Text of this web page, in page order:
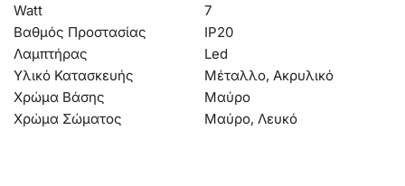
Watt
7
Βαθμός Προστασίας
IP20
Λαμπτήρας
Led
Υλικό Κατασκευής
Μέταλλο, Ακρυλικό
Χρώμα Βάσης
Μαύρο
Χρώμα Σώματος
Μαύρο, Λευκό